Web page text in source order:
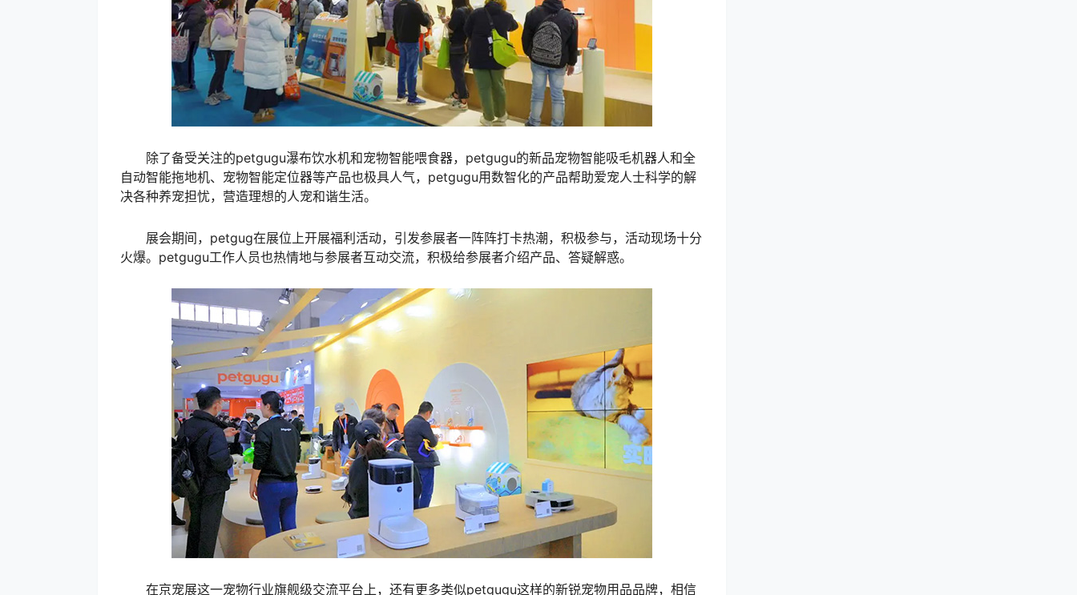
除了备受关注的petgugu瀑布饮水机和宠物智能喂食器，petgugu的新品宠物智能吸毛机器人和全
自动智能拖地机、宠物智能定位器等产品也极具人气，petgugu用数智化的产品帮助爱宠人士科学的解
决各种养宠担忧，营造理想的人宠和谐生活。
展会期间，petgug在展位上开展福利活动，引发参展者一阵阵打卡热潮，积极参与，活动现场十分
火爆。petgugu工作人员也热情地与参展者互动交流，积极给参展者介绍产品、答疑解惑。
在京宠展这一宠物行业旗舰级交流平台上，还有更多类似petgugu这样的新锐宠物用品品牌，相信